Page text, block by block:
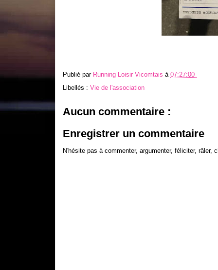
Publié par Running Loisir Vicomtais à 07:27:00
Libellés : Vie de l'association
Aucun commentaire :
Enregistrer un commentaire
N'hésite pas à commenter, argumenter, féliciter, râler,